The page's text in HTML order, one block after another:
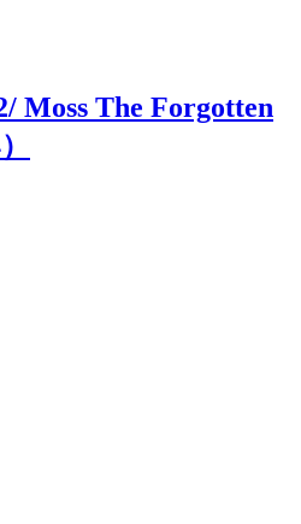
Moss The Forgotten